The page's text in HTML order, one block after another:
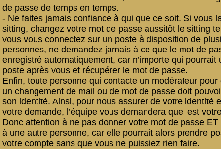
de passe de temps en temps.
- Ne faites jamais confiance à qui que ce soit. Si vous
sitting, changez votre mot de passe aussitôt le sitting
vous vous connectez sur un poste à disposition de
personnes, ne demandez jamais à ce que le mot de
enregistré automatiquement, car n’importe qui pourrait
poste après vous et récupérer le mot de passe.
Enfin, toute personne qui contacte un modérateur pour
un changement de mail ou de mot de passe doit
son identité. Ainsi, pour nous assurer de votre identité
votre demande, l’équipe vous demandera quel est
Donc attention à ne pas donner votre mot de passe ET
à une autre personne, car elle pourrait alors prendre
votre compte sans que vous ne puissiez rien faire.